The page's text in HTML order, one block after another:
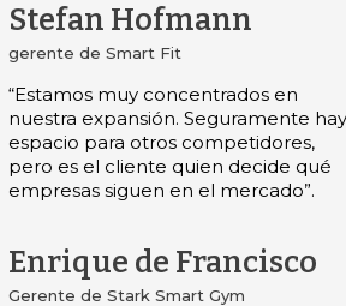
Stefan Hofmann
gerente de Smart Fit
“Estamos muy concentrados en
nuestra expansión. Seguramente hay
espacio para otros competidores,
pero es el cliente quien decide qué
empresas siguen en el mercado”.
Enrique de Francisco
Gerente de Stark Smart Gym